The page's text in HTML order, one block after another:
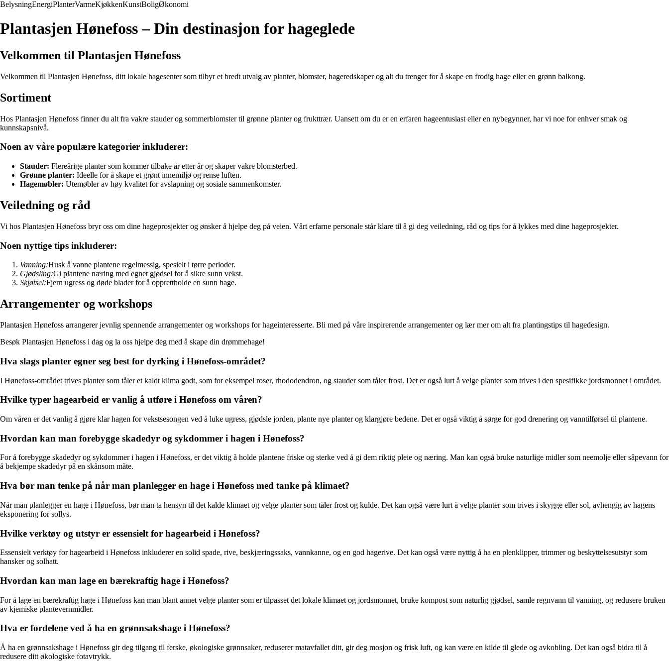
BelysningEnergiPlanterVarmeKjøkkenKunstBoligØkonomi
Plantasjen Hønefoss – Din destinasjon for hageglede
Velkommen til Plantasjen Hønefoss
Velkommen til Plantasjen Hønefoss, ditt lokale hagesenter som tilbyr et bredt utvalg av planter, blomster, hageredskaper og alt du trenger for å skape en frodig hage eller en grønn balkong.
Sortiment
Hos Plantasjen Hønefoss finner du alt fra vakre stauder og sommerblomster til grønne planter og frukttrær. Uansett om du er en erfaren hageentusiast eller en nybegynner, har vi noe for enhver smak og
kunnskapsnivå.
Noen av våre populære kategorier inkluderer:
Stauder: Flereårige planter som kommer tilbake år etter år og skaper vakre blomsterbed.
Grønne planter: Ideelle for å skape et grønt innemiljø og rense luften.
Hagemøbler: Utemøbler av høy kvalitet for avslapning og sosiale sammenkomster.
Veiledning og råd
Vi hos Plantasjen Hønefoss bryr oss om dine hageprosjekter og ønsker å hjelpe deg på veien. Vårt erfarne personale står klare til å gi deg veiledning, råd og tips for å lykkes med dine hageprosjekter.
Noen nyttige tips inkluderer:
Vanning:Husk å vanne plantene regelmessig, spesielt i tørre perioder.
Gjødsling:Gi plantene næring med egnet gjødsel for å sikre sunn vekst.
Skjøtsel:Fjern ugress og døde blader for å opprettholde en sunn hage.
Arrangementer og workshops
Plantasjen Hønefoss arrangerer jevnlig spennende arrangementer og workshops for hageinteresserte. Bli med på våre inspirerende arrangementer og lær mer om alt fra plantingstips til hagedesign.
Besøk Plantasjen Hønefoss i dag og la oss hjelpe deg med å skape din drømmehage!
Hva slags planter egner seg best for dyrking i Hønefoss-området?
I Hønefoss-området trives planter som tåler et kaldt klima godt, som for eksempel roser, rhododendron, og stauder som tåler frost. Det er også lurt å velge planter som trives i den spesifikke jordsmonnet i området.
Hvilke typer hagearbeid er vanlig å utføre i Hønefoss om våren?
Om våren er det vanlig å gjøre klar hagen for vekstsesongen ved å luke ugress, gjødsle jorden, plante nye planter og klargjøre bedene. Det er også viktig å sørge for god drenering og vanntilførsel til plantene.
Hvordan kan man forebygge skadedyr og sykdommer i hagen i Hønefoss?
For å forebygge skadedyr og sykdommer i hagen i Hønefoss, er det viktig å holde plantene friske og sterke ved å gi dem riktig pleie og næring. Man kan også bruke naturlige midler som neemolje eller såpevann for
å bekjempe skadedyr på en skånsom måte.
Hva bør man tenke på når man planlegger en hage i Hønefoss med tanke på klimaet?
Når man planlegger en hage i Hønefoss, bør man ta hensyn til det kalde klimaet og velge planter som tåler frost og kulde. Det kan også være lurt å velge planter som trives i skygge eller sol, avhengig av hagens
eksponering for sollys.
Hvilke verktøy og utstyr er essensielt for hagearbeid i Hønefoss?
Essensielt verktøy for hagearbeid i Hønefoss inkluderer en solid spade, rive, beskjæringssaks, vannkanne, og en god hagerive. Det kan også være nyttig å ha en plenklipper, trimmer og beskyttelsesutstyr som
hansker og solhatt.
Hvordan kan man lage en bærekraftig hage i Hønefoss?
For å lage en bærekraftig hage i Hønefoss kan man blant annet velge planter som er tilpasset det lokale klimaet og jordsmonnet, bruke kompost som naturlig gjødsel, samle regnvann til vanning, og redusere bruken
av kjemiske plantevernmidler.
Hva er fordelene ved å ha en grønnsakshage i Hønefoss?
Å ha en grønnsakshage i Hønefoss gir deg tilgang til ferske, økologiske grønnsaker, reduserer matavfallet ditt, gir deg mosjon og frisk luft, og kan være en kilde til glede og avkobling. Det kan også bidra til å
redusere ditt økologiske fotavtrykk.